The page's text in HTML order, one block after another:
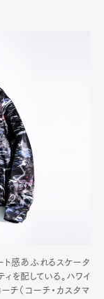
ト感あふれるスケータ
を配している。ハワイ
チ（コーチ・カスタマ